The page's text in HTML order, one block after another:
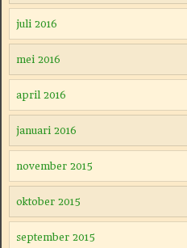
juli 2016
mei 2016
april 2016
januari 2016
november 2015
oktober 2015
september 2015